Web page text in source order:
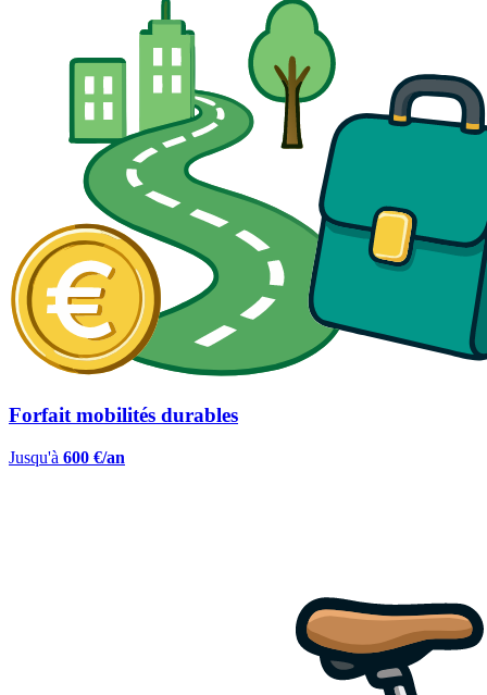
Forfait mobilités durables
Jusqu'à 600 €/an